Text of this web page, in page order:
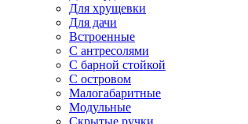
Для хрущевки
Для дачи
Встроенные
С антресолями
С барной стойкой
С островом
Малогабаритные
Модульные
Скрытые ручки